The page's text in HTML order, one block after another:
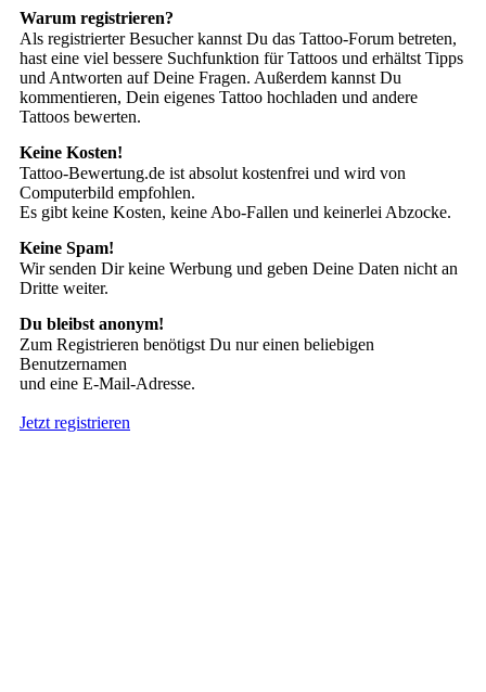
Warum registrieren?
Als registrierter Besucher kannst Du das Tattoo-Forum betreten,
hast eine viel bessere Suchfunktion für Tattoos und erhältst Tipps
und Antworten auf Deine Fragen. Außerdem kannst Du
kommentieren, Dein eigenes Tattoo hochladen und andere
Tattoos bewerten.
Keine Kosten!
Tattoo-Bewertung.de ist absolut kostenfrei und wird von
Computerbild empfohlen.
Es gibt keine Kosten, keine Abo-Fallen und keinerlei Abzocke.
Keine Spam!
Wir senden Dir keine Werbung und geben Deine Daten nicht an
Dritte weiter.
Du bleibst anonym!
Zum Registrieren benötigst Du nur einen beliebigen
Benutzernamen
und eine E-Mail-Adresse.
Jetzt registrieren